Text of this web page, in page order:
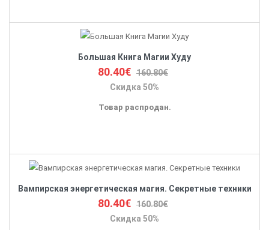
Большая Книга Магии Худу
80.40€ 160.80€
Скидка 50%
Товар распродан.
Вампирская энергетическая магия. Секретные техники
80.40€ 160.80€
Скидка 50%